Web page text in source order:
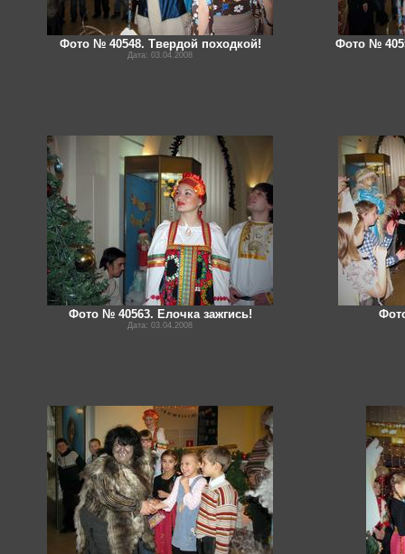
Фото № 40548. Твердой походкой!
Дата: 03.04.2008
Фото №
Фото № 40563. Елочка зажгись!
Дата: 03.04.2008